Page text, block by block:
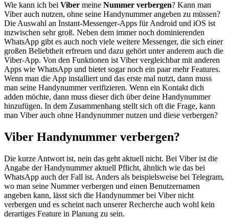
Wie kann ich bei Viber meine Nummer verbergen? Kann man
Viber auch nutzen, ohne seine Handynummer angeben zu müssen?
Die Auswahl an Instant-Messenger-Apps für Android und iOS ist
inzwischen sehr groß. Neben dem immer noch dominierenden
WhatsApp gibt es auch noch viele weitere Messenger, die sich einer
großen Beliebtheit erfreuen und dazu gehört unter anderem auch die
Viber-App. Von den Funktionen ist Viber vergleichbar mit anderen
Apps wie WhatsApp und bietet sogar noch ein paar mehr Features.
Wenn man die App installiert und das erste mal nutzt, dann muss
man seine Handynummer verifizieren. Wenn ein Kontakt dich
adden möchte, dann muss dieser dich über deine Handynummer
hinzufügen. In dem Zusammenhang stellt sich oft die Frage, kann
man Viber auch ohne Handynummer nutzen und diese verbergen?
Viber Handynummer verbergen?
Die kurze Antwort ist, nein das geht aktuell nicht. Bei Viber ist die
Angabe der Handynummer aktuell Pflicht, ähnlich wie das bei
WhatsApp auch der Fall ist. Anders als beispielsweise bei Telegram,
wo man seine Nummer verbergen und einen Benutzernamen
angeben kann, lässt sich die Handynummer bei Viber nicht
verbergen und es scheint nach unserer Recherche auch wohl kein
derartiges Feature in Planung zu sein.